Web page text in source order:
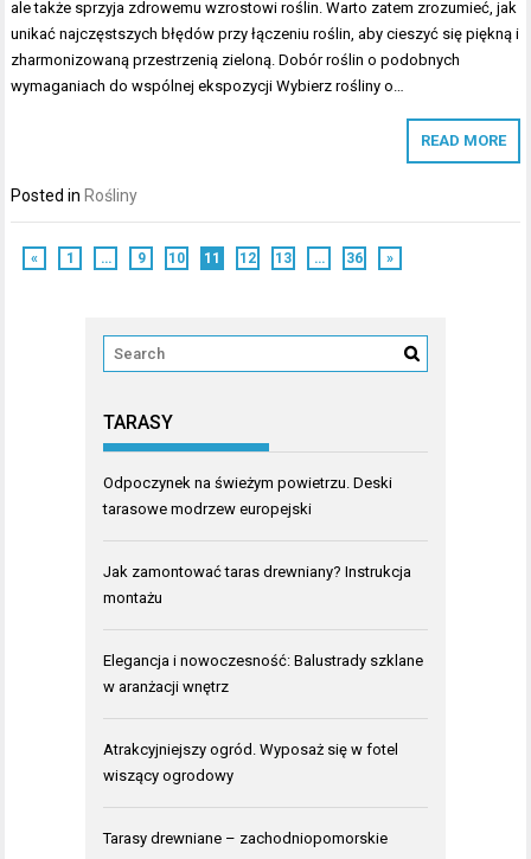
ale także sprzyja zdrowemu wzrostowi roślin. Warto zatem zrozumieć, jak
unikać najczęstszych błędów przy łączeniu roślin, aby cieszyć się piękną i
zharmonizowaną przestrzenią zieloną. Dobór roślin o podobnych
wymaganiach do wspólnej ekspozycji Wybierz rośliny o…
READ MORE
Posted in Rośliny
« 1 … 9 10 11 12 13 … 36 »
TARASY
Odpoczynek na świeżym powietrzu. Deski
tarasowe modrzew europejski
Jak zamontować taras drewniany? Instrukcja
montażu
Elegancja i nowoczesność: Balustrady szklane
w aranżacji wnętrz
Atrakcyjniejszy ogród. Wyposaż się w fotel
wiszący ogrodowy
Tarasy drewniane – zachodniopomorskie